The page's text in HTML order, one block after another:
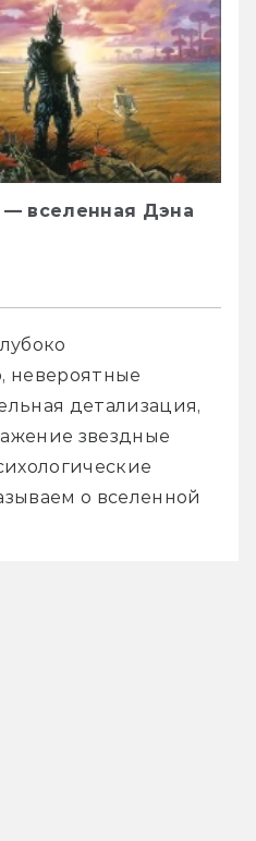
— вселенная Дэна
невероятные
детализация,
звездные
о вселенной